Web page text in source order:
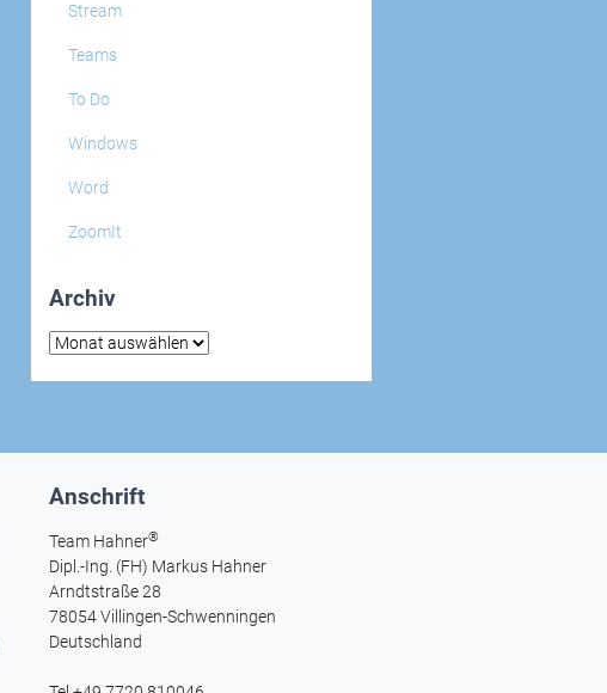
Stream
Teams
To Do
Windows
Word
ZoomIt
Archiv
Archiv
Anschrift
Team Hahner®
Dipl.-Ing. (FH) Markus Hahner
Arndtstraße 28
78054 Villingen-Schwenningen
Deutschland